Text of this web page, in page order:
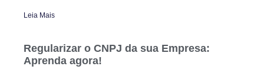
Leia Mais
Regularizar o CNPJ da sua Empresa:
Aprenda agora!